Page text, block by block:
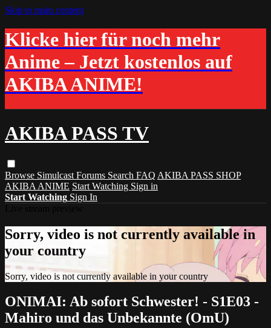
Skip to main content
Klicke hier für noch mehr
Anime – Jetzt kostenlos auf
AKIBA ANIME!
AKIBA PASS TV
Browse Simulcast Forums Search FAQ AKIBA PASS SHOP
AKIBA ANIME Start Watching Sign in
Start Watching Sign In
Sorry, video is not currently available in
your country
Sorry, video is not currently available in your country
ONIMAI: Ab sofort Schwester! - S1E03 -
Mahiro und das Unbekannte (OmU)